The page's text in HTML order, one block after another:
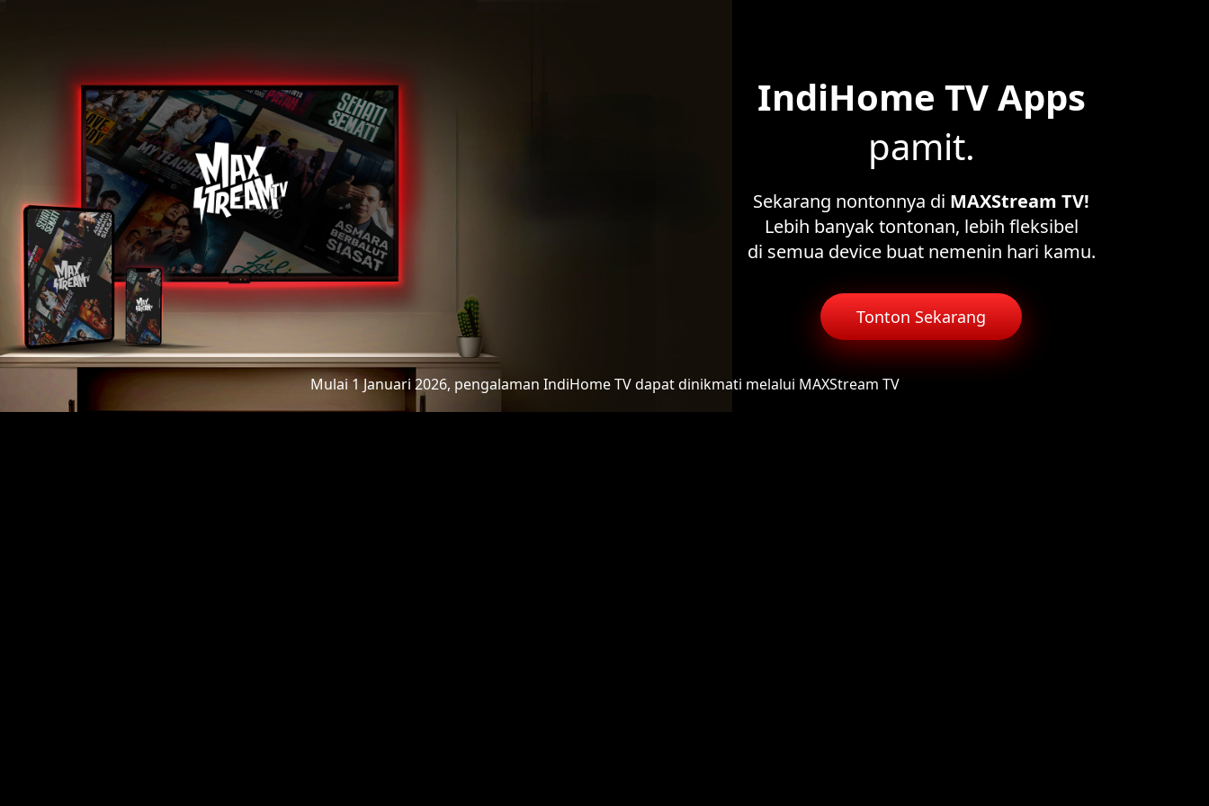
IndiHome TV Apps
pamit.
Sekarang nontonnya di MAXStream TV!
Lebih banyak tontonan, lebih fleksibel
di semua device buat nemenin hari kamu.
Tonton Sekarang
Mulai 1 Januari 2026, pengalaman IndiHome TVdapat dinikmati melalui MAXStream TV